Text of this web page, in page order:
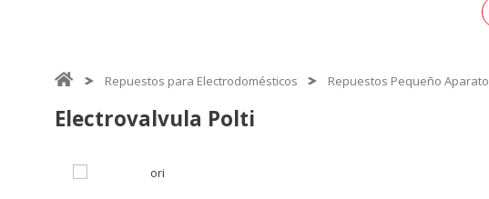
Repuestos para Electrodomésticos Repuestos Pequeño Aparato
Electrovalvula Polti